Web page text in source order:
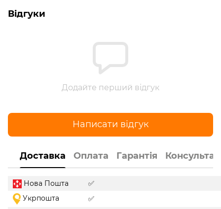
Відгуки
Додайте перший відгук
Написати відгук
Доставка Оплата Гарантія
Нова Пошта
✅
Укрпошта
✅